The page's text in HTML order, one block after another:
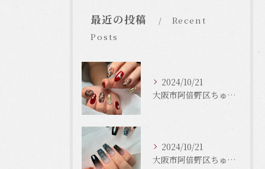
最近の投稿
Recent
Posts
2024/10/21
大阪市阿倍野区ちゅるんネイルはLinonail
2024/10/21
大阪市阿倍野区ちゅるんネイルはLinonail